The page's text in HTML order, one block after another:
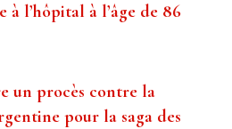
à l’hôpital à l’âge de 86
un procès contre la
pour la saga des